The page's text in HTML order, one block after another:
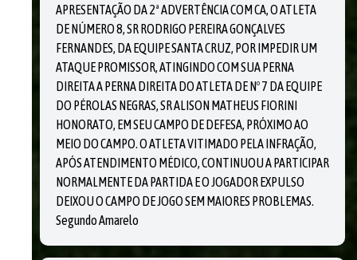
APRESENTAÇÃO DA 2ª ADVERTÊNCIA COM CA, O ATLETA
DE NÚMERO 8, SR RODRIGO PEREIRA GONÇALVES
FERNANDES, DA EQUIPE SANTA CRUZ, POR IMPEDIR UM
ATAQUE PROMISSOR, ATINGINDO COM SUA PERNA
DIREITA A PERNA DIREITA DO ATLETA DE Nº 7 DA EQUIPE
DO PÉROLAS NEGRAS, SR ALISON MATHEUS FIORINI
HONORATO, EM SEU CAMPO DE DEFESA, PRÓXIMO AO
MEIO DO CAMPO. O ATLETA VITIMADO PELA INFRAÇÃO,
APÓS ATENDIMENTO MÉDICO, CONTINUOU A PARTICIPAR
NORMALMENTE DA PARTIDA E O JOGADOR EXPULSO
DEIXOU O CAMPO DE JOGO SEM MAIORES PROBLEMAS.
Segundo Amarelo